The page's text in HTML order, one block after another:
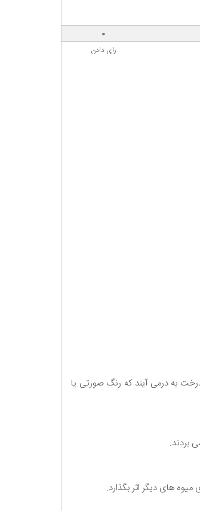
0
رای دادن
سانتیگراد احتیاج دارد. در بهار گل های درخت به درمی آیند که رنگ صورتی یا
بردند.
های دیگر اثر بگذارد.